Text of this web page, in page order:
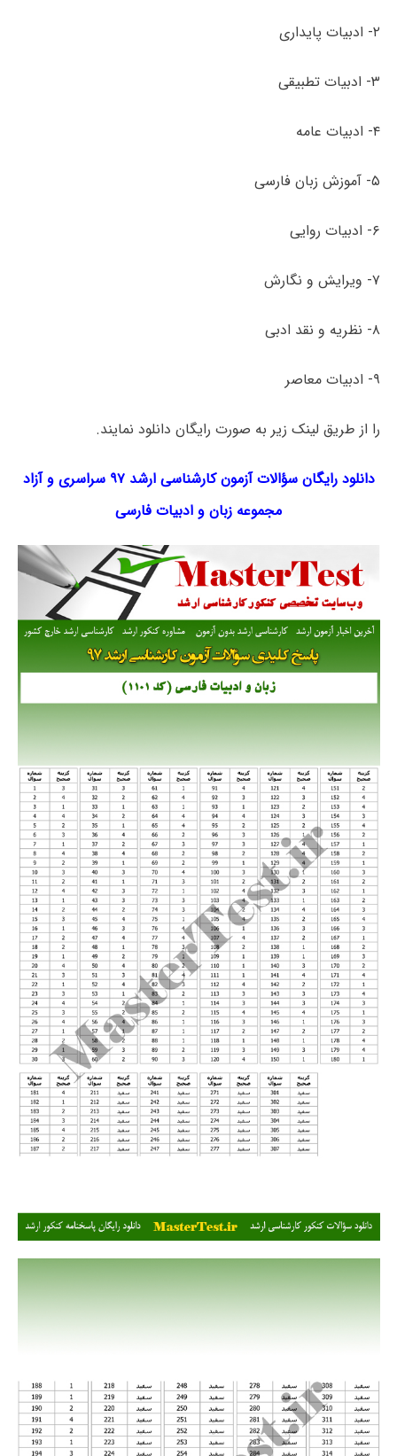
۲- ادبیات پایداری
۳- ادبیات تطبیقی
۴- ادبیات عامه
۵- آموزش زبان فارسی
۶- ادبیات روایی
۷- ویرایش و نگارش
۸- نظریه و نقد ادبی
۹- ادبیات معاصر
را از طریق لینک‌ زیر به صورت رایگان دانلود نمایند.
دانلود رایگان سؤالات آزمون کارشناسی ارشد ۹۷ سراسری و آزاد
مجموعه زبان و ادبیات فارسی